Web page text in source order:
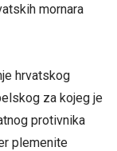
mornara
hrvatskog
za kojeg je
protivnika
plemenite